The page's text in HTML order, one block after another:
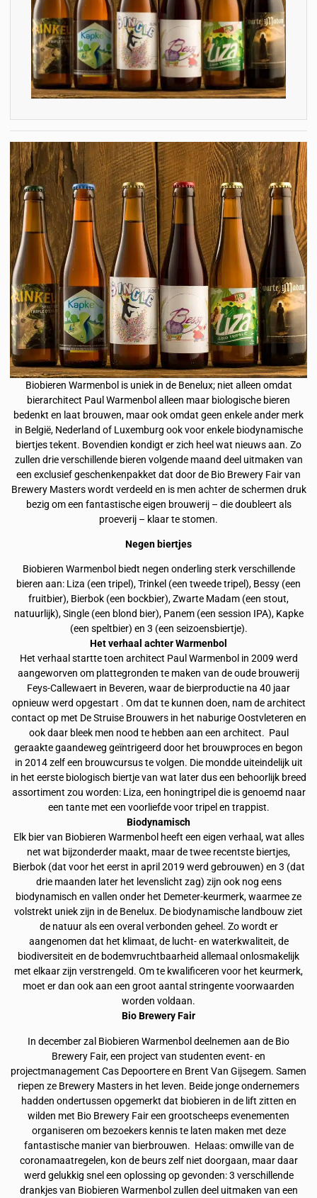
Biobieren Warmenbol is uniek in de Benelux; niet alleen omdat
bierarchitect Paul Warmenbol alleen maar biologische bieren
bedenkt en laat brouwen, maar ook omdat geen enkele ander merk
in België, Nederland of Luxemburg ook voor enkele biodynamische
biertjes tekent. Bovendien kondigt er zich heel wat nieuws aan. Zo
zullen drie verschillende bieren volgende maand deel uitmaken van
een exclusief geschenkenpakket dat door de Bio Brewery Fair van
Brewery Masters wordt verdeeld en is men achter de schermen druk
bezig om een fantastische eigen brouwerij – die doubleert als
proeverij – klaar te stomen.
Negen biertjes
Biobieren Warmenbol biedt negen onderling sterk verschillende
bieren aan: Liza (een tripel), Trinkel (een tweede tripel), Bessy (een
fruitbier), Bierbok (een bockbier), Zwarte Madam (een stout,
natuurlijk), Single (een blond bier), Panem (een session IPA), Kapke
(een speltbier) en 3 (een seizoensbiertje).
Het verhaal achter Warmenbol
Het verhaal startte toen architect Paul Warmenbol in 2009 werd
aangeworven om plattegronden te maken van de oude brouwerij
Feys-Callewaert in Beveren, waar de bierproductie na 40 jaar
opnieuw werd opgestart . Om dat te kunnen doen, nam de architect
contact op met De Struise Brouwers in het naburige Oostvleteren en
ook daar bleek men nood te hebben aan een architect. Paul
geraakte gaandeweg geïntrigeerd door het brouwproces en begon
in 2014 zelf een brouwcursus te volgen. Die mondde uiteindelijk uit
in het eerste biologisch biertje van wat later dus een behoorlijk breed
assortiment zou worden: Liza, een honingtripel die is genoemd naar
een tante met een voorliefde voor tripel en trappist.
Biodynamisch
Elk bier van Biobieren Warmenbol heeft een eigen verhaal, wat alles
net wat bijzonderder maakt, maar de twee recentste biertjes,
Bierbok (dat voor het eerst in april 2019 werd gebrouwen) en 3 (dat
drie maanden later het levenslicht zag) zijn ook nog eens
biodynamisch en vallen onder het Demeter-keurmerk, waarmee ze
volstrekt uniek zijn in de Benelux. De biodynamische landbouw ziet
de natuur als een overal verbonden geheel. Zo wordt er
aangenomen dat het klimaat, de lucht- en waterkwaliteit, de
biodiversiteit en de bodemvruchtbaarheid allemaal onlosmakelijk
met elkaar zijn verstrengeld. Om te kwalificeren voor het keurmerk,
moet er dan ook aan een groot aantal stringente voorwaarden
worden voldaan.
Bio Brewery Fair
In december zal Biobieren Warmenbol deelnemen aan de Bio
Brewery Fair, een project van studenten event- en
projectmanagement Cas Depoortere en Brent Van Gijsegem. Samen
riepen ze Brewery Masters in het leven. Beide jonge ondernemers
hadden ondertussen opgemerkt dat biobieren in de lift zitten en
wilden met Bio Brewery Fair een grootscheeps evenementen
organiseren om bezoekers kennis te laten maken met deze
fantastische manier van bierbrouwen. Helaas: omwille van de
coronamaatregelen, kon de beurs zelf niet doorgaan, maar daar
werd gelukkig snel een oplossing op gevonden: 3 verschillende
drankjes van Biobieren Warmenbol zullen deel uitmaken van een